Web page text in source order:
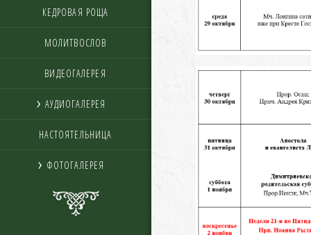
КЕДРОВАЯ РОЩА
МОЛИТВОСЛОВ
ВИДЕОГАЛЕРЕЯ
АУДИОГАЛЕРЕЯ
НАСТОЯТЕЛЬНИЦА
ФОТОГАЛЕРЕЯ